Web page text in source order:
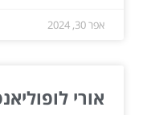
אפר 30, 2024
אורי